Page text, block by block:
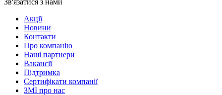
Зв'язатися з нами
Акції
Новини
Контакти
Про компанію
Наші партнери
Вакансії
Підтримка
Сертифікати компанії
ЗМІ про нас